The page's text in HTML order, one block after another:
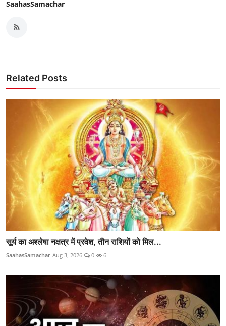
SaahasSamachar
Related Posts
सूर्य का अश्लेषा नक्षत्र में प्रवेश, तीन राशियों को मिल...
SaahasSamachar Aug 3, 2026 0 6